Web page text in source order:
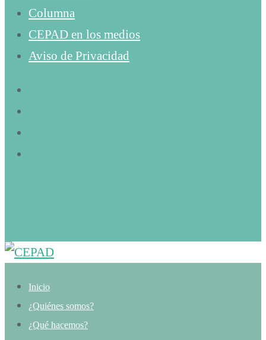
Columna
CEPAD en los medios
Aviso de Privacidad
Inicio
¿Quiénes somos?
¿Qué hacemos?